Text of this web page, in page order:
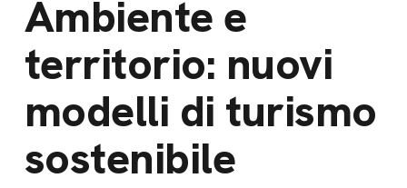
Ambiente e
territorio: nuovi
modelli di turismo
sostenibile
Lavora con noi
Bilancio di
missione
News e
appuntamenti
Campagne
Libri e
pubblicazioni